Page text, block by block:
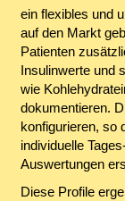
ein flexibles und
auf den Markt
Patienten
Insulinwerte und
wie
dokumentieren.
konfigurieren, so
individuelle
Auswertungen
Diese Profile